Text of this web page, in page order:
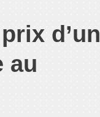
d’un
au